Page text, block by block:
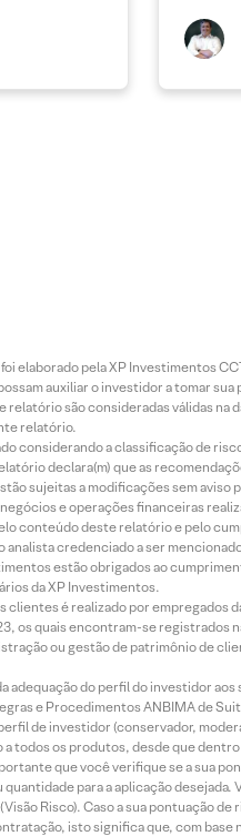
elaborado pela XP Investimentos
auxiliar o investidor a tomar
são consideradas válidas na
relatório.
considerando a classificação de
declara(m) que as
sujeitas a modificações sem
e operações financeiras
conteúdo deste relatório e pelo
analista credenciado a ser
estão obrigados ao
da XP Investimentos.
clientes é realizado por empregados
os quais encontram-se registrados
ou gestão de patrimônio de
adequação do perfil do investidor
e Procedimentos ANBIMA de
de investidor (conservador,
todos os produtos, desde que
que você verifique se a sua
para a aplicação
Risco). Caso a sua pontuação
isto significa que, com